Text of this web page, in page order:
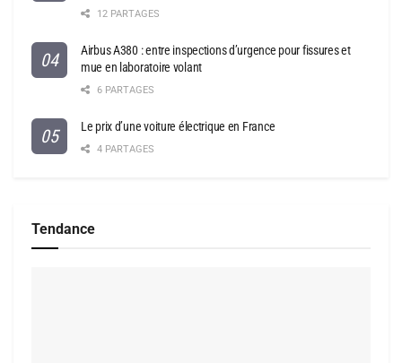
12 PARTAGES
Airbus A380 : entre inspections d’urgence pour fissures et
mue en laboratoire volant
6 PARTAGES
Le prix d’une voiture électrique en France
4 PARTAGES
Tendance